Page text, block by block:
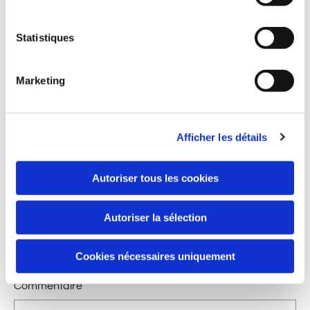
Statistiques
Marketing
Afficher les détails
Autoriser tous les cookies
Autoriser la sélection
Cookies nécessaires uniquement
apprécié par les participants, qui ont pu échanger, se
remémorer des souvenirs et partager un agréable
moment ensemble.
E-mail:
Commentaire